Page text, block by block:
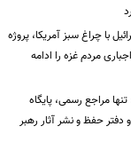
با چراغ سبز آمریکا، پروژه
مردم غزه را ادامه
مراجع رسمی، پایگاه
دفتر حفظ و نشر آثار رهبر